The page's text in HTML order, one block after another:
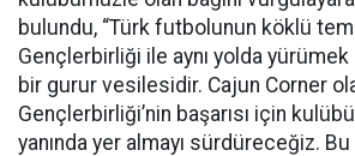
bulundu, “Türk futbolunun köklü
Gençlerbirliği ile aynı yolda
bir gurur vesilesidir. Cajun Corner
Gençlerbirliği’nin başarısı için
yanında yer almayı sürdüreceğiz. Bu